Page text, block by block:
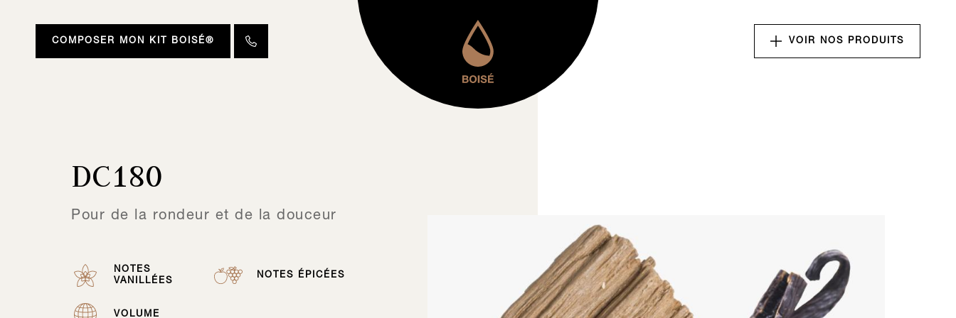
COMPOSER MON KIT BOISÉ® VOIR NOS PRODUITS
DC180
Pour de la rondeur et de la douceur
NOTES
VANILLÉES
NOTES ÉPICÉES
VOLUME